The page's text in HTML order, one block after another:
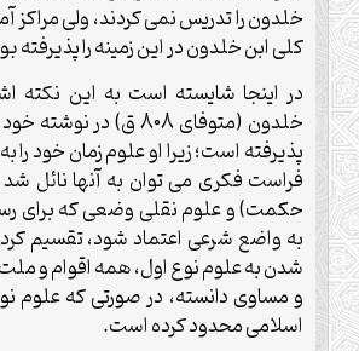
خلدون را تدريس نمى كردند، ولى
كلى ابن خلدون در اين زمينه را پذيرفته
در اينجا شايسته است به اين نكته
خلدون (متوفاى 808 ق) در
پذيرفته است؛ زيرا او علوم زمان خود را
فراست فكرى مى توان به آنها نائل
حكمت) و علوم نقلى وضعى كه براى
به واضع شرعى اعتماد شود، تقسيم
شدن به علوم نوع اول، همه اقوام و
و مساوى دانسته، در صورتى كه علوم
اسلامى محدود كرده است.